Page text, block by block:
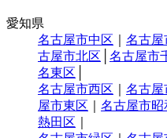
愛知県
名古屋市中区
名古屋
古屋市北区
名古屋市
名東区
名古屋市西区
名古屋
屋市東区
名古屋市昭
熱田区